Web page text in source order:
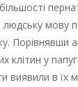
людську мову
Порівнявши
клітин у папуг
виявили в їх